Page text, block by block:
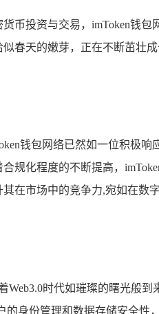
币投资与交易，imToken钱包
春天的嫩芽，正在不断茁壮成
钱包网络已然如一位积极响
规化程度的不断提高，
在市场中的竞争力,宛如在数
时代如璀璨的曙光般到
的身份管理和数据存储安全性